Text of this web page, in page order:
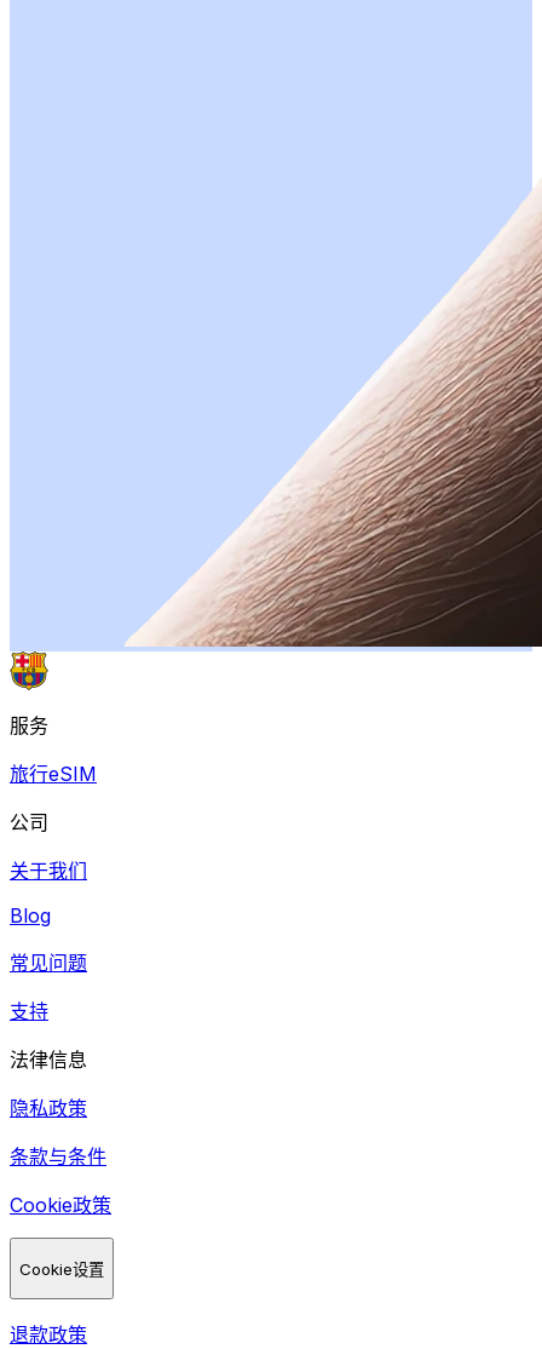
服务
旅行eSIM
公司
关于我们
Blog
常见问题
支持
法律信息
隐私政策
条款与条件
Cookie政策
Cookie设置
退款政策